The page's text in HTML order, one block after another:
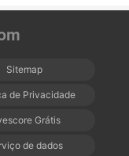
Sitemap
de Privacidade
Grátis
de dados